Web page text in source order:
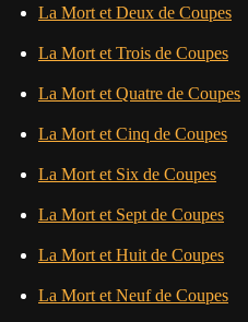
La Mort et Deux de Coupes
La Mort et Trois de Coupes
La Mort et Quatre de Coupes
La Mort et Cinq de Coupes
La Mort et Six de Coupes
La Mort et Sept de Coupes
La Mort et Huit de Coupes
La Mort et Neuf de Coupes